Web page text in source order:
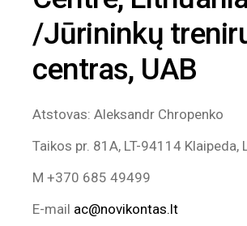
/Jūrininkų
centras, UAB
Atstovas: Aleksandr Chropenko
Taikos pr. 81A, LT-94114 Klaipeda,
M +370 685 49499
E-mail ac@novikontas.lt